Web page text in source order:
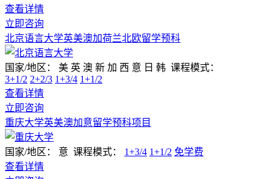
查看详情
立即咨询
北京语言大学英美澳加荷兰北欧留学预科
国家/地区： 美 英 澳 新 加 西 意 日 韩 课程模式：
3+1/2 2+2/3 1+3/4 1+1/2
查看详情
立即咨询
重庆大学英美澳加意留学预科项目
国家/地区： 意 课程模式： 1+3/4 1+1/2 免学费
查看详情